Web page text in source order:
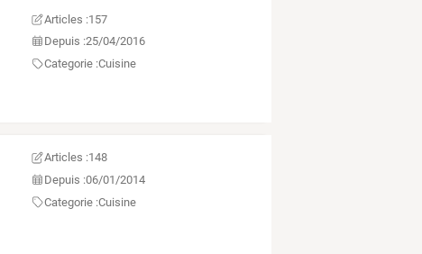
Articles :157
Depuis :25/04/2016
Categorie :Cuisine
Articles :148
Depuis :06/01/2014
Categorie :Cuisine